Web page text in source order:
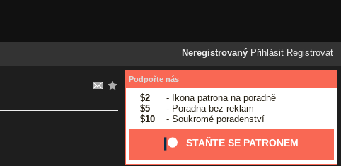
Neregistrovaný Přihlásit Registrovat
Podpořte nás
$2
- Ikona patrona na poradně
$5
- Poradna bez reklam
$10
- Soukromé poradenství
STAŇTE SE PATRONEM